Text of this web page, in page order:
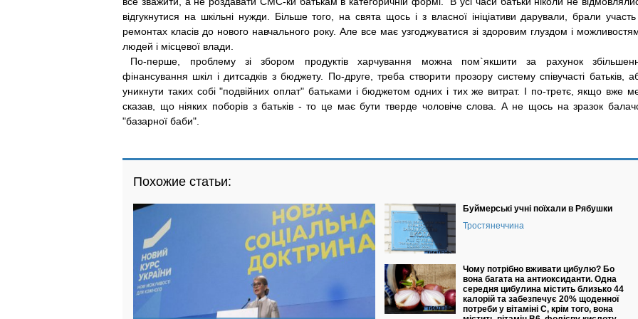
відгукнутися на шкільні нужди. Більше того, на свята щось і з власної ініціативи дарували, брали
ремонтах класів до нового навчального року. Але все має узгоджуватися зі здоровим глуздом і
людей і місцевої влади.
По-перше, проблему зі збором продуктів харчування можна пом`якшити за рахунок
фінансування шкіл і дитсадків з бюджету. По-друге, треба створити прозору систему співучасті батьків,
уникнути таких собі "подвійних оплат" батьками і бюджетом одних і тих же витрат. І по-третє, якщо вже
сказав, що ніяких поборів з батьків - то це має бути тверде чоловіче слова. А не щось на зразок
"базарної баби".
Похожие статьи:
Буймерські учні поїхали в Рябушки
Тростянеччина
Чому потрібно вживати цибулю? Бо
вона багата на антиоксиданти. Одна
середня цибулина містить близько 44
калорій та забезпечує 20% щоденної
потреби у вітаміні С, крім того, вона